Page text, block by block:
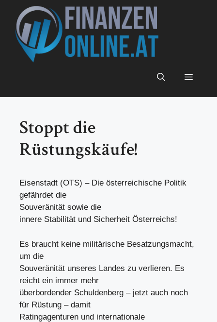
Inhalt
springen
Menü
Stoppt die
Rüstungskäufe!
Eisenstadt (OTS) – Die österreichische Politik
gefährdet die
Souveränität sowie die
innere Stabilität und Sicherheit Österreichs!
Es braucht keine militärische Besatzungsmacht,
um die
Souveränität unseres Landes zu verlieren. Es
reicht ein immer mehr
überbordender Schuldenberg – jetzt auch noch
für Rüstung – damit
Ratingagenturen und internationale